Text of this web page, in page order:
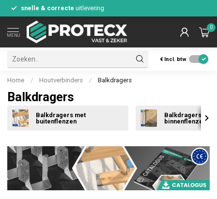
snelle & correcte uitlevering
MENU
0
€ Incl. btw
Home / Houtverbinders / Balkdragers
Balkdragers
Balkdragers met
buitenflenzen
Balkdragers met
binnenflenzen